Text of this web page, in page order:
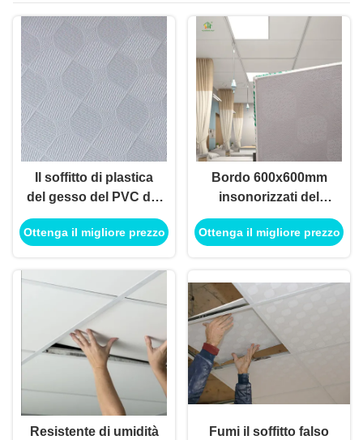
Il soffitto di plastica
del gesso del PVC del
bordo quadrato, PVC
insonorizzato ha
Ottenga il migliore prezzo
Bordo 600x600mm
insonorizzati del
soffitto del PVC del
gesso dell'isolamento
Ottenga il migliore prezzo
Resistente di umidità Fumi il soffitto falso